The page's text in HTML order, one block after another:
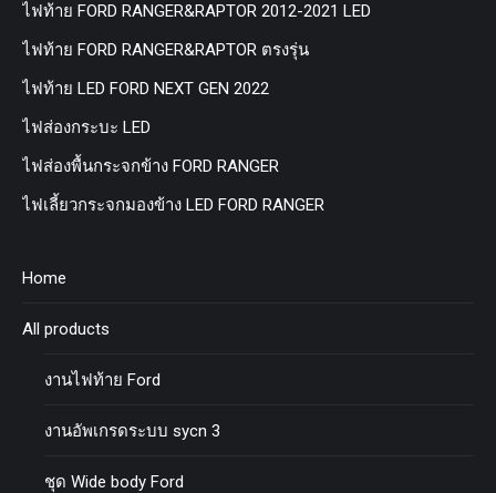
ไฟท้าย FORD RANGER&RAPTOR 2012-2021 LED
ไฟท้าย FORD RANGER&RAPTOR ตรงรุ่น
ไฟท้าย LED FORD NEXT GEN 2022
ไฟส่องกระบะ LED
ไฟส่องพื้นกระจกข้าง FORD RANGER
ไฟเลี้ยวกระจกมองข้าง LED FORD RANGER
Home
All products
งานไฟท้าย Ford
งานอัพเกรดระบบ sycn 3
ชุด Wide body Ford